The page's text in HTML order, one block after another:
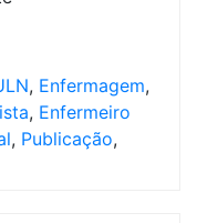
, Enfermagem,
, Enfermeiro
, Publicação,